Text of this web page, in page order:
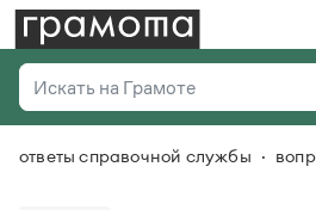
Искать на Грамоте
Справочная служба
Везде
ответы справочной службы